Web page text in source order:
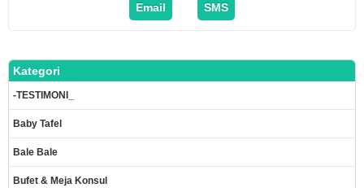
Email SMS
Kategori
-TESTIMONI_
Baby Tafel
Bale Bale
Bufet & Meja Konsul